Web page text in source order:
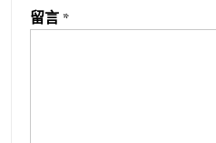
留言 *